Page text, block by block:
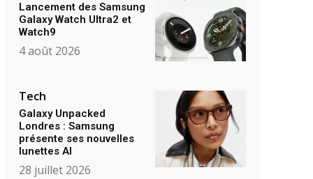
Lancement des Samsung
Galaxy Watch Ultra2 et
Watch9
4 août 2026
Tech
Galaxy Unpacked
Londres : Samsung
présente ses nouvelles
lunettes AI
28 juillet 2026